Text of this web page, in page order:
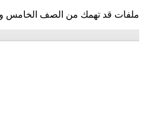
ملفات قد تهمك من الصف الخامس